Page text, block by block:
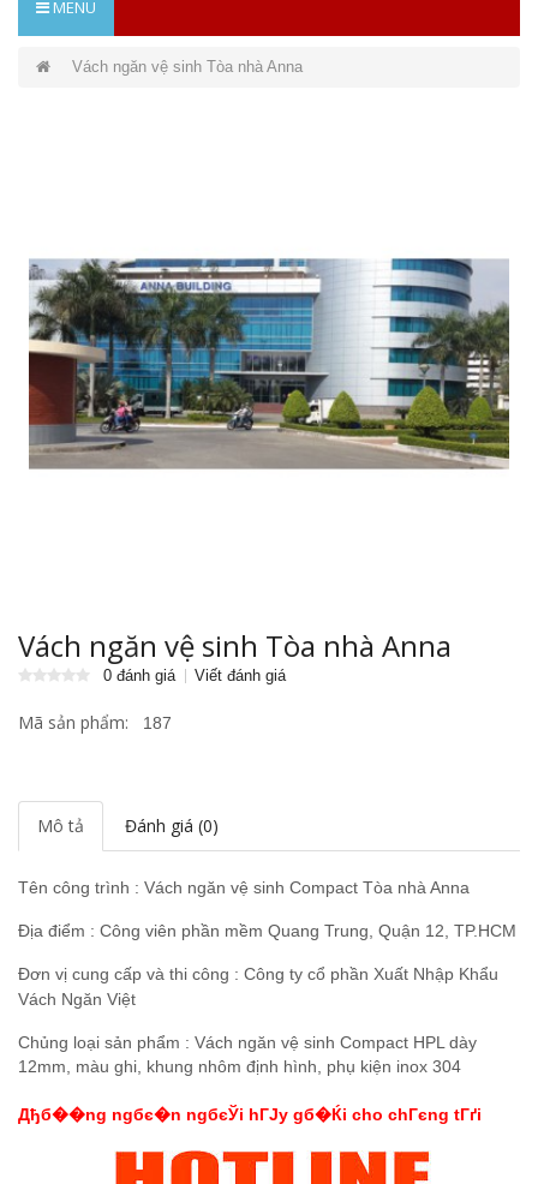
MENU
Vách ngăn vệ sinh Tòa nhà Anna
Vách ngăn vệ sinh Tòa nhà Anna
0 đánh giá Viết đánh giá
Mã sản phẩm: 187
Mô tả Đánh giá (0)
Tên công trình : Vách ngăn vệ sinh Compact Tòa nhà Anna
Địa điểm : Công viên phần mềm Quang Trung, Quận 12, TP.HCM
Đơn vị cung cấp và thi công : Công ty cổ phần Xuất Nhập Khẩu
Vách Ngăn Việt
Chủng loại sản phẩm : Vách ngăn vệ sinh Compact HPL dày
12mm, màu ghi, khung nhôm định hình, phụ kiện inox 304
Дђб��ng ngбє�n ngбєЎi hГЈy gб�Ќi cho chГєng tГґi